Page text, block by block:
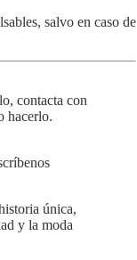
salvo en caso de
contacta con
hacerlo.
única,
y la moda